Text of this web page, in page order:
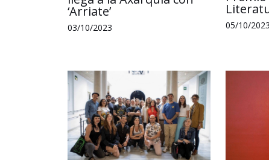
‘Arriate’
03/10/2023 05/10/2023